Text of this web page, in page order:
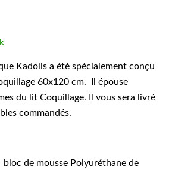
Kadolis a été spécialement conçu
60x120 cm. Il épouse
du lit Coquillage. Il vous sera livré
commandés.
de mousse Polyuréthane de